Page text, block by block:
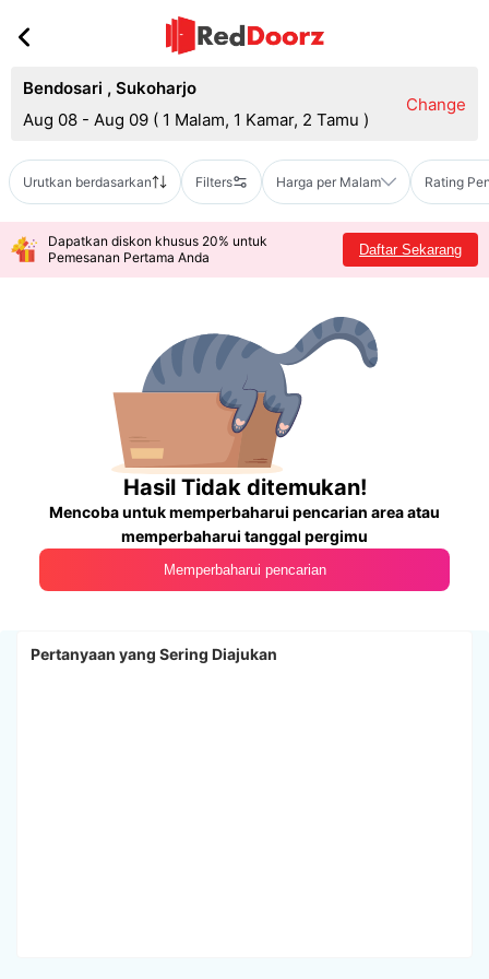
Bendosari , Sukoharjo
Aug 08 - Aug 09 ( 1 Malam, 1 Kamar, 2 Tamu )
Change
Urutkan berdasarkan Filters Harga per Malam Rating
Dapatkan diskon khusus 20% untuk
Pemesanan Pertama Anda
Daftar Sekarang
Hasil Tidak ditemukan!
Mencoba untuk memperbaharui pencarian area atau
memperbaharui tanggal pergimu
Memperbaharui pencarian
Pertanyaan yang Sering Diajukan